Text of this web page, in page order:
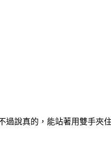
過說真的，能站著用雙手夾